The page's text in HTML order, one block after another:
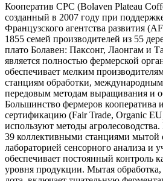
Кооператив CPC (Bolaven Plateau
созданный в 2007 году при
Французского агентства развития
1855 семей производителей из 55
плато Болавен: Паксонг, Лаонгам и
является полностью фермерской
обеспечивает мелким
станциям обработки,
передовым методам выращивания и
Большинство фермеров кооператива
сертификацию (Fair Trade, Organic
используют методы
39 коллективными станциями мытой
лабораторией сенсорного анализа и
обеспечивает постоянный контроль
уровня продукции. Мытая обработка,